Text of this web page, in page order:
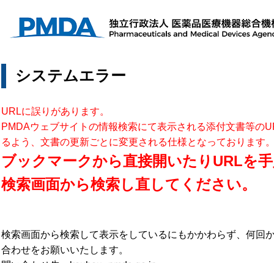
システムエラー
URLに誤りがあります。
PMDAウェブサイトの情報検索にて表示される添付文書等の
るよう、文書の更新ごとに変更される仕様となっております
ブックマークから直接開いたりURLを
検索画面から検索し直してください。
検索画面から検索して表示をしているにもかかわらず、何回
合わせをお願いいたします。